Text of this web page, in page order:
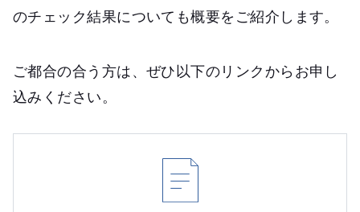
のチェック結果についても概要をご紹介します。
ご都合の合う方は、ぜひ以下のリンクからお申し
込みください。